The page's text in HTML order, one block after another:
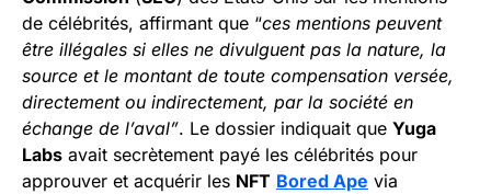
de célébrités, affirmant que “ces mentions peuvent
être illégales si elles ne divulguent pas la nature, la
source et le montant de toute compensation versée,
directement ou indirectement, par la société en
échange de l’aval”. Le dossier indiquait que Yuga
Labs avait secrètement payé les célébrités pour
approuver et acquérir les NFT Bored Ape via